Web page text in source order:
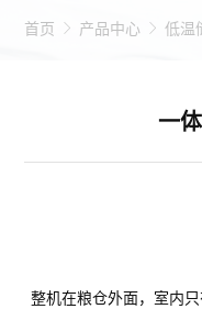
首页 产品中心 低温
一
整机在粮仓外面，室内